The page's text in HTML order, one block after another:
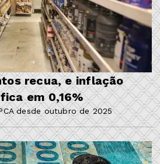
recua, e inflação
em 0,16%
desde outubro de 2025